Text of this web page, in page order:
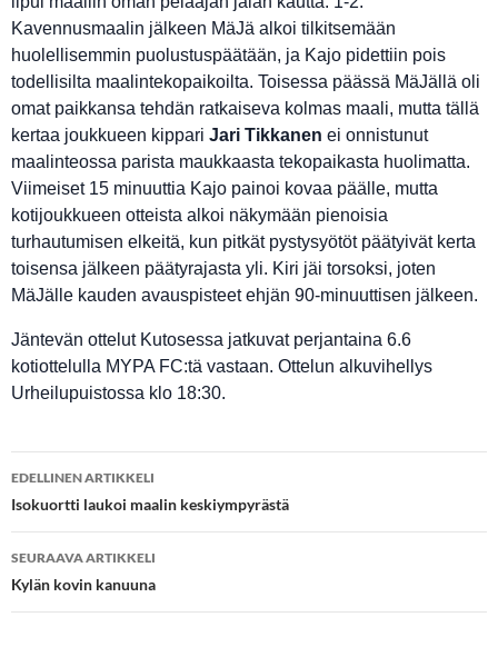
Kavennusmaalin jälkeen MäJä alkoi tilkitsemään
huolellisemmin puolustuspäätään, ja Kajo pidettiin pois
todellisilta maalintekopaikoilta. Toisessa päässä MäJällä oli
omat paikkansa tehdän ratkaiseva kolmas maali, mutta tällä
kertaa joukkueen kippari Jari Tikkanen ei onnistunut
maalinteossa parista maukkaasta tekopaikasta huolimatta.
Viimeiset 15 minuuttia Kajo painoi kovaa päälle, mutta
kotijoukkueen otteista alkoi näkymään pienoisia
turhautumisen elkeitä, kun pitkät pystysyötöt päätyivät kerta
toisensa jälkeen päätyrajasta yli. Kiri jäi torsoksi, joten
MäJälle kauden avauspisteet ehjän 90-minuuttisen jälkeen.
Jäntevän ottelut Kutosessa jatkuvat perjantaina 6.6
kotiottelulla MYPA FC:tä vastaan. Ottelun alkuvihellys
Urheilupuistossa klo 18:30.
Artikkelien
selaus
EDELLINEN ARTIKKELI
Isokuortti laukoi maalin keskiympyrästä
SEURAAVA ARTIKKELI
Kylän kovin kanuuna